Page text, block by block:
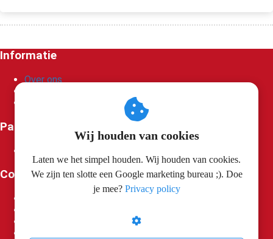
Informatie
Over ons
Algemene voorwaarden
Partners
Contactgegevens
Wij houden van cookies
Laten we het simpel houden. Wij houden van cookies.
We zijn ten slotte een Google marketing bureau ;). Doe
je mee? Privacy policy